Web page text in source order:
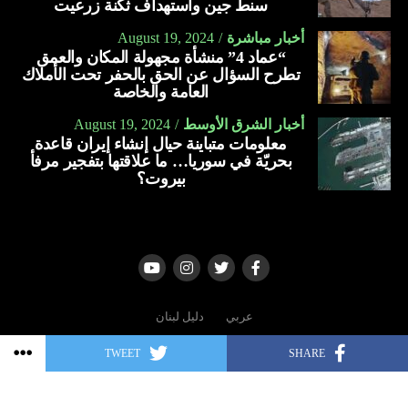
SHARE
TWEET
أسلحة بقيمة تزيد على 23 مليار دولار منذ بدء الحرب في غزة،
في أكتوبر الماضي (2023).
ويواجه بايدن ضغوطا من التقدميين في حزبه الديمقراطي الذين
دعوا إلى وقف تسليم الأسلحة لتل أبيب وسط ارتفاع وتيرة مقتل
المدنيين في غزة، إذ فاق عدد الضحايا 37.600.
العربية
ومن خلال “مانتا راي”، تسعى البحرية الأميركية إلى إنشاء
أسطول هجين، وتزويد البحارة ومشاة البحرية بالآلات الذكية
وأجهزة الاستشعار.
العربية
سنط جين واستهداف ثكنة زرعيت
أخبار مباشرة August 19, 2024
“عماد 4” منشأة مجهولة المكان والعمق
تطرح السؤال عن الحق بالحفر تحت الأملاك
العامة والخاصة
أخبار الشرق الأوسط August 19, 2024
معلومات متباينة حيال إنشاء إيران قاعدة
بحريّة في سوريا… ما علاقتها بتفجير مرفأ
بيروت؟
عربي دليل لبنان